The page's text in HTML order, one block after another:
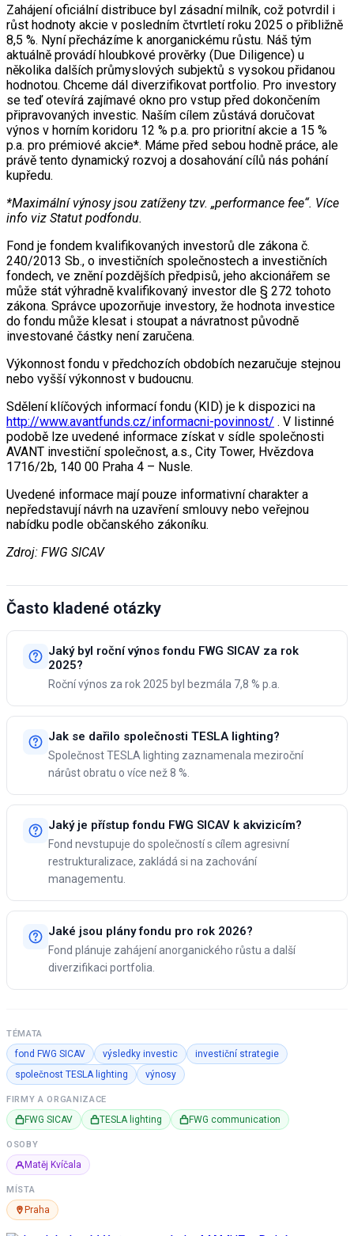
Zahájení oficiální distribuce byl zásadní milník, což potvrdil i
růst hodnoty akcie v posledním čtvrtletí roku 2025 o přibližně
8,5 %. Nyní přecházíme k anorganickému růstu. Náš tým
aktuálně provádí hloubkové prověrky (Due Diligence) u
několika dalších průmyslových subjektů s vysokou přidanou
hodnotou. Chceme dál diverzifikovat portfolio. Pro investory
se teď otevírá zajímavé okno pro vstup před dokončením
připravovaných investic. Naším cílem zůstává doručovat
výnos v horním koridoru 12 % p.a. pro prioritní akcie a 15 %
p.a. pro prémiové akcie*. Máme před sebou hodně práce, ale
právě tento dynamický rozvoj a dosahování cílů nás pohání
kupředu.
*Maximální výnosy jsou zatíženy tzv. „performance fee“. Více
info viz Statut podfondu.
Fond je fondem kvalifikovaných investorů dle zákona č.
240/2013 Sb., o investičních společnostech a investičních
fondech, ve znění pozdějších předpisů, jeho akcionářem se
může stát výhradně kvalifikovaný investor dle § 272 tohoto
zákona. Správce upozorňuje investory, že hodnota investice
do fondu může klesat i stoupat a návratnost původně
investované částky není zaručena.
Výkonnost fondu v předchozích obdobích nezaručuje stejnou
nebo vyšší výkonnost v budoucnu.
Sdělení klíčových informací fondu (KID) je k dispozici na
http://www.avantfunds.cz/informacni-povinnost/ . V listinné
podobě lze uvedené informace získat v sídle společnosti
AVANT investiční společnost, a.s., City Tower, Hvězdova
1716/2b, 140 00 Praha 4 – Nusle.
Uvedené informace mají pouze informativní charakter a
nepředstavují návrh na uzavření smlouvy nebo veřejnou
nabídku podle občanského zákoníku.
Zdroj: FWG SICAV
Často kladené otázky
Jaký byl roční výnos fondu FWG SICAV za rok
2025?
Roční výnos za rok 2025 byl bezmála 7,8 % p.a.
Jak se dařilo společnosti TESLA lighting?
Společnost TESLA lighting zaznamenala meziroční
nárůst obratu o více než 8 %.
Jaký je přístup fondu FWG SICAV k akvizicím?
Fond nevstupuje do společností s cílem agresivní
restrukturalizace, zakládá si na zachování
managementu.
Jaké jsou plány fondu pro rok 2026?
Fond plánuje zahájení anorganického růstu a další
diverzifikaci portfolia.
TÉMATA
fond FWG SICAV výsledky investic
investiční strategie
společnost TESLA lighting
výnosy
FIRMY A ORGANIZACE
FWG SICAV TESLA lighting FWG communication
OSOBY
Matěj Kvíčala
MÍSTA
Praha